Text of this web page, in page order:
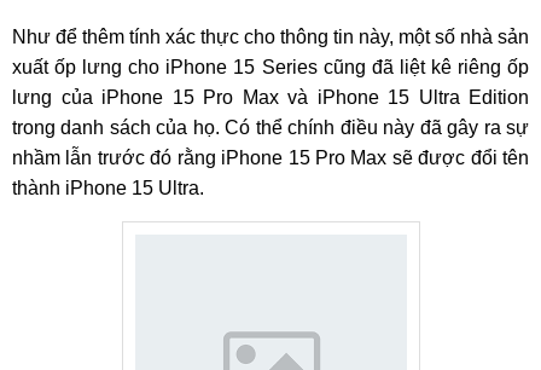
Như để thêm tính xác thực cho thông tin này, một số nhà sản
xuất ốp lưng cho iPhone 15 Series cũng đã liệt kê riêng ốp
lưng của iPhone 15 Pro Max và iPhone 15 Ultra Edition
trong danh sách của họ. Có thể chính điều này đã gây ra sự
nhầm lẫn trước đó rằng iPhone 15 Pro Max sẽ được đổi tên
thành iPhone 15 Ultra.